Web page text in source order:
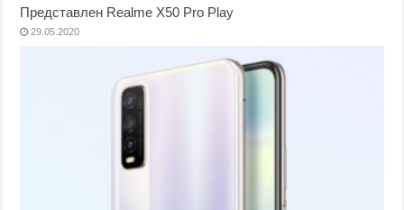
Представлен Realme X50 Pro Play
29.05.2020